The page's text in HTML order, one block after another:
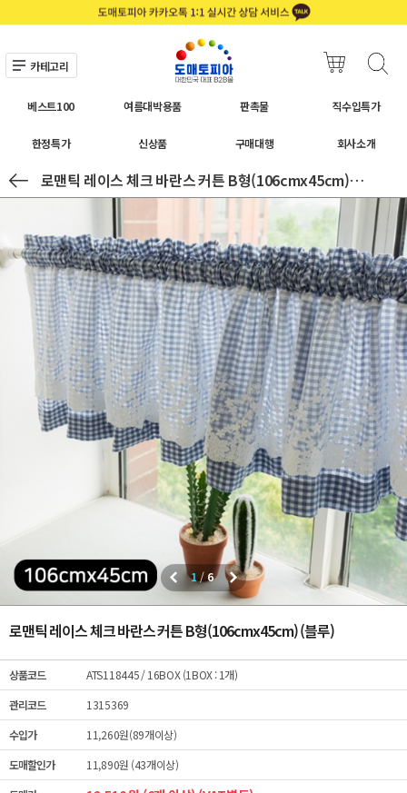
카테고리
베스트100 여름대박용품 판촉물 직수입특가
한정특가 신상품 구매대행 회사소개
로맨틱 레이스 체크 바란스 커튼 B형(106cmx45cm) (블루)
1 / 6
로맨틱 레이스 체크 바란스 커튼 B형(106cmx45cm) (블루)
상품코드 ATS118445/ 16BOX (1BOX : 1개)
관리코드
1315369
수입가
11,260원(89개이상)
도매할인가
11,890원 (43개이상)